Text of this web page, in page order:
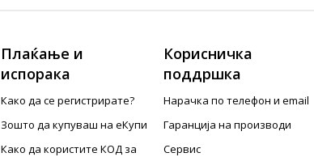
Плаќање и
испорака
Како да се регистрирате?
Зошто да купуваш на еКупи
Како да користите КОД за
Корисничка
поддршка
Нарачка по телефон и еmail
Гаранција на производи
Сервис